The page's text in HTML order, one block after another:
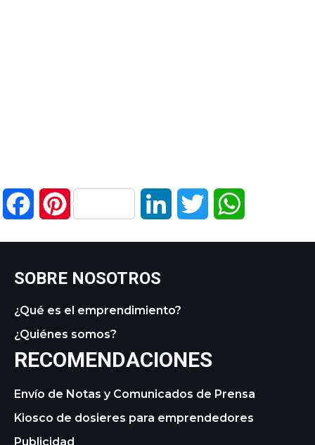
FacebookPinterest LinkedIn Twitter
SOBRE NOSOTROS
¿Qué es el emprendimiento?
¿Quiénes somos?
RECOMENDACIONES
Envío de Notas y Comunicados de Prensa
Kiosco de dosieres para emprendedores
Publicidad